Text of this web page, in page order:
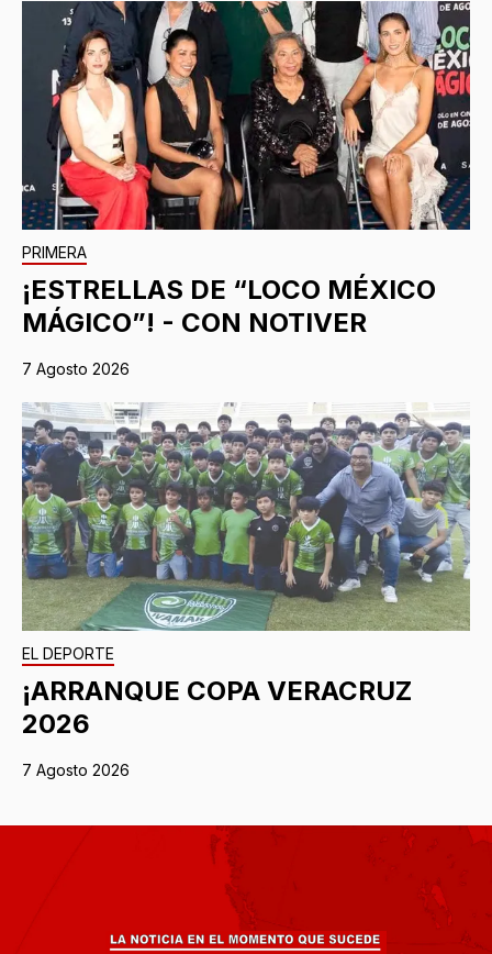
PRIMERA
¡ESTRELLAS DE “LOCO MÉXICO
MÁGICO”! - CON NOTIVER
7 Agosto 2026
EL DEPORTE
¡ARRANQUE COPA VERACRUZ
2026
7 Agosto 2026